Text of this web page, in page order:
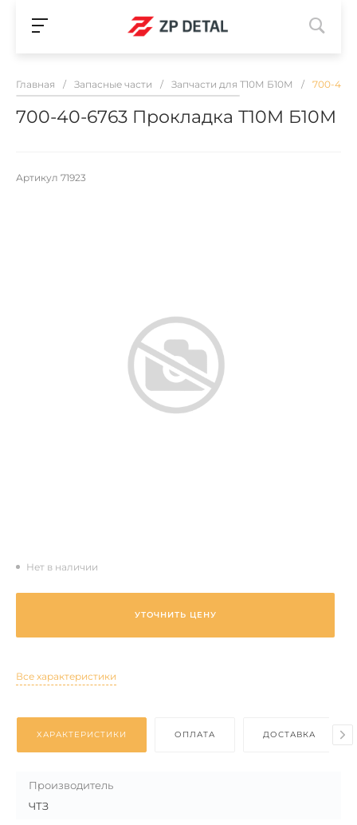
Главная / Запасные части / Запчасти для Т10М Б10М / 700-40-
700-40-6763 Прокладка Т10М Б10М
Артикул 71923
Нет в наличии
УТОЧНИТЬ ЦЕНУ
Все характеристики
ХАРАКТЕРИСТИКИ ОПЛАТА ДОСТАВКА
Производитель
ЧТЗ